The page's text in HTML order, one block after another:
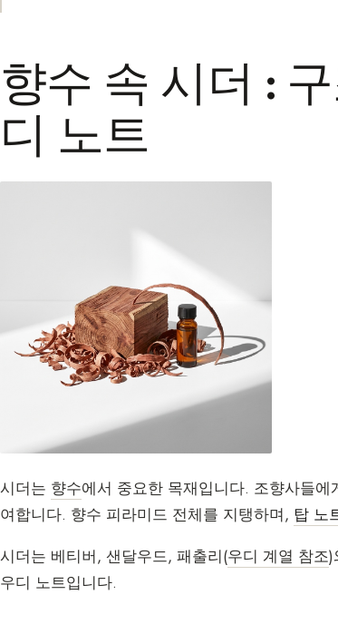
향수 속 시더 :
디 노트
시더는 향수에서 중요한 목재입니다. 조향사들
여합니다. 향수 피라미드 전체를 지탱하며, 탑 노
시더는 베티버, 샌달우드, 패출리(우디 계열 참조)
우디 노트입니다.